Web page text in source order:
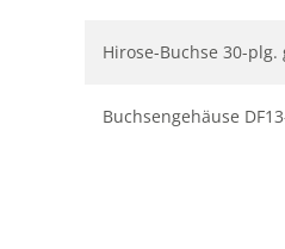
Hirose-Buchse 30-plg.
Buchsengehäuse